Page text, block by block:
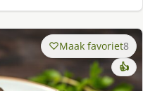
Maak favoriet8
👍